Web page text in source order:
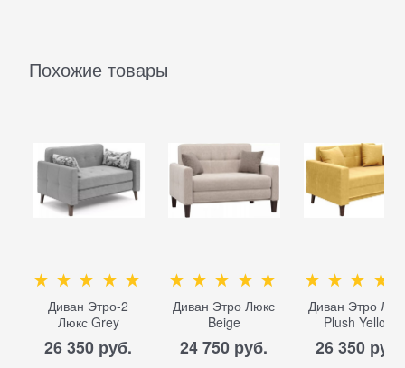
Похожие товары
Диван Этро-2
Люкс Grey
26 350 руб.
Диван Этро Люкс
Beige
24 750 руб.
Диван Этро
Plush Yellow
26 350 руб.